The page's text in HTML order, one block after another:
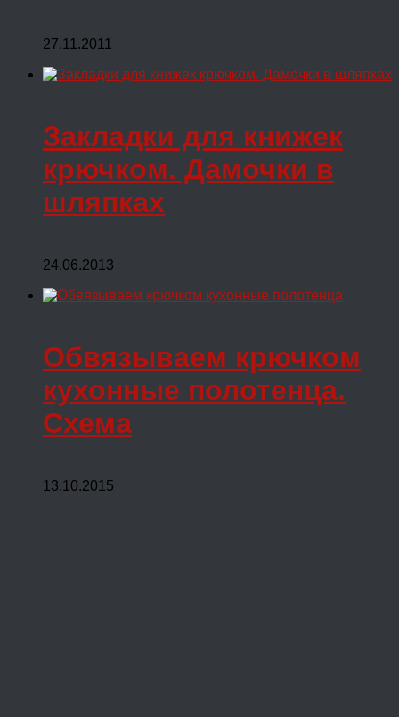
27.11.2011
Закладки для книжек
крючком. Дамочки в
шляпках
24.06.2013
Обвязываем крючком
кухонные полотенца.
Схема
13.10.2015